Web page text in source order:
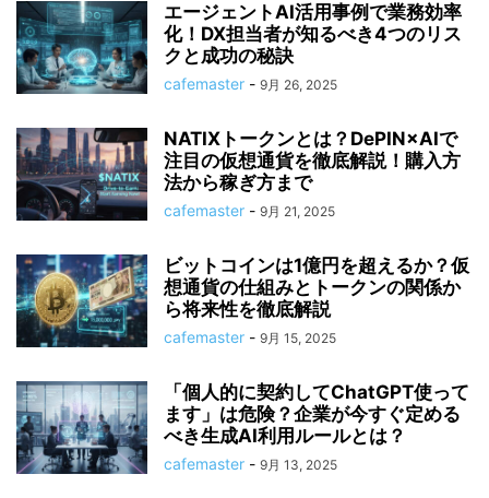
エージェントAI活用事例で業務効率
化！DX担当者が知るべき4つのリス
クと成功の秘訣
cafemaster - 9月 26, 2025
NATIXトークンとは？DePIN×AIで
注目の仮想通貨を徹底解説！購入方
法から稼ぎ方まで
cafemaster - 9月 21, 2025
ビットコインは1億円を超えるか？仮
想通貨の仕組みとトークンの関係か
ら将来性を徹底解説
cafemaster - 9月 15, 2025
「個人的に契約してChatGPT使って
ます」は危険？企業が今すぐ定める
べき生成AI利用ルールとは？
cafemaster - 9月 13, 2025